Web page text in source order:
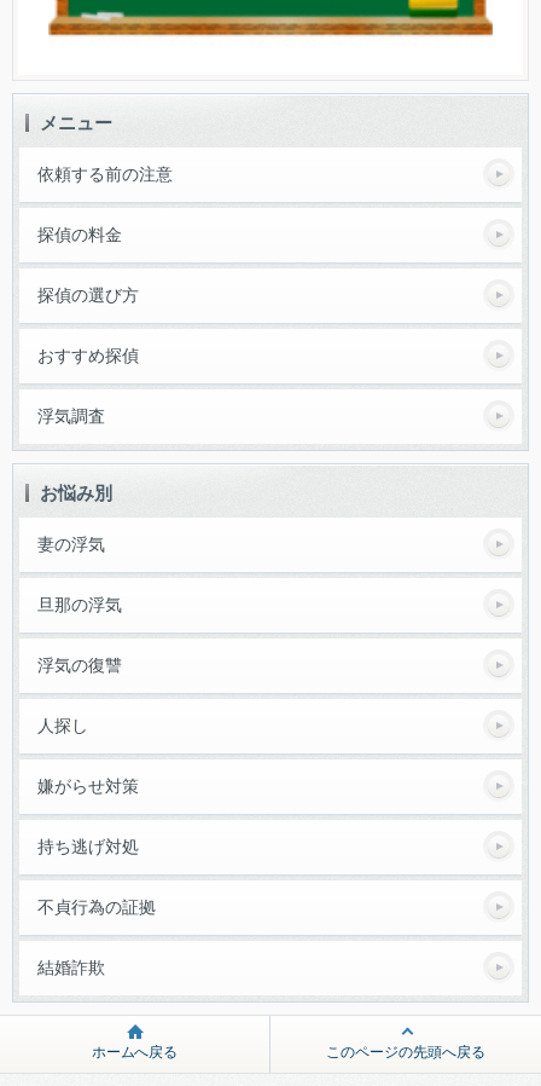
メニュー
依頼する前の注意
探偵の料金
探偵の選び方
おすすめ探偵
浮気調査
お悩み別
妻の浮気
旦那の浮気
浮気の復讐
人探し
嫌がらせ対策
持ち逃げ対処
不貞行為の証拠
結婚詐欺
ホームへ戻る このページの先頭へ戻る